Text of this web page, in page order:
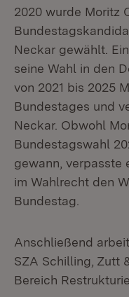
2020 wurde Moritz
Neckar gewählt.
seine Wahl in den
von 2021 bis 2025
Bundestages und
Neckar. Obwohl
Bundestagswahl
gewann, verpasste
im Wahlrecht den
Bundestag.
Anschließend
SZA Schilling, Zutt
Bereich